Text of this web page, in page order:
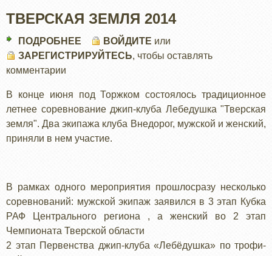
ТВЕРСКАЯ ЗЕМЛЯ 2014
ПОДРОБНЕЕ
ТВЕРСКАЯ
ВОЙДИТЕ или
ЗАРЕГИСТРИРУЙТЕСЬ, чтобы оставлять
комментарии
В конце июня под Торжком состоялось традиционное
летнее соревнование джип-клуба Лебедушка "Тверская
земля". Два экипажа клуба Внедорог, мужской и женский,
приняли в нем участие.
В рамках одного мероприятия прошлосразу несколько
соревнований: мужской экипаж заявился в 3 этап Кубка
РАФ Центрального региона , а женский во 2 этап
Чемпионата Тверской области
2 этап Первенства джип-клуба «Лебёдушка» по трофи-